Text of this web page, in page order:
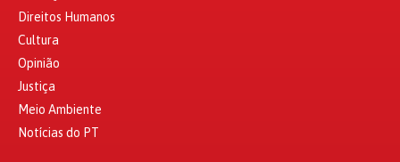
Direitos Humanos
Cultura
Opinião
Justiça
Meio Ambiente
Notícias do PT